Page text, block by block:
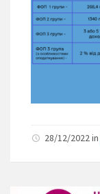
28/12/2022 in